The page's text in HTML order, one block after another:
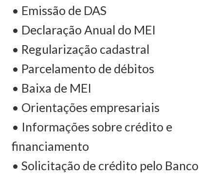
• Emissão de DAS
• Declaração Anual do MEI
• Regularização cadastral
• Parcelamento de débitos
• Baixa de MEI
• Orientações empresariais
• Informações sobre crédito e
financiamento
• Solicitação de crédito pelo Banco